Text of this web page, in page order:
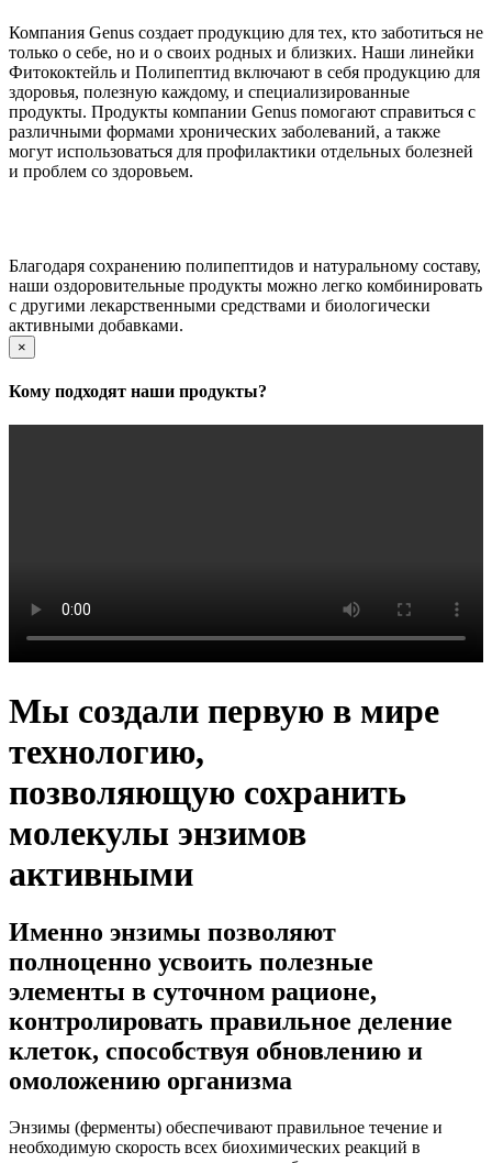
Компания Genus создает продукцию для тех, кто заботиться не
только о себе, но и о своих родных и близких. Наши линейки
Фитококтейль и Полипептид включают в себя продукцию для
здоровья, полезную каждому, и специализированные
продукты. Продукты компании Genus помогают справиться с
различными формами хронических заболеваний, а также
могут использоваться для профилактики отдельных болезней
и проблем со здоровьем.
Благодаря сохранению полипептидов и натуральному составу,
наши оздоровительные продукты можно легко комбинировать
с другими лекарственными средствами и биологически
активными добавками.
×
Кому подходят наши продукты?
Мы создали первую в мире
технологию,
позволяющую сохранить
молекулы энзимов
активными
Именно энзимы позволяют
полноценно усвоить полезные
элементы в суточном рационе,
контролировать правильное деление
клеток, способствуя обновлению и
омоложению организма
Энзимы (ферменты) обеспечивают правильное течение и
необходимую скорость всех биохимических реакций в